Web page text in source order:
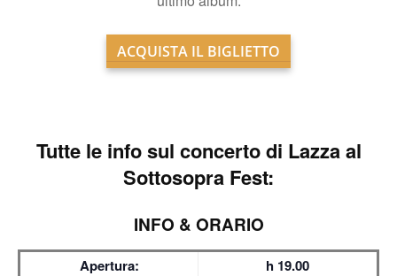
ACQUISTA IL BIGLIETTO
Tutte le info sul concerto di Lazza al
Sottosopra Fest:
INFO & ORARIO
Apertura:
h 19.00